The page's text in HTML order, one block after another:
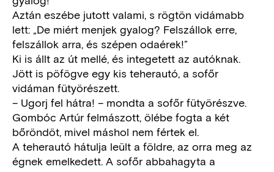
Aztán eszébe jutott valami, s rögtön vidámabb
lett: „De miért menjek gyalog? Felszállok erre,
felszállok arra, és szépen odaérek!”
Ki is állt az út mellé, és integetett az autóknak.
Jött is pöfögve egy kis teherautó, a sofőr
vidáman fütyörészett.
– Ugorj fel hátra! – mondta a sofőr fütyörészve.
Gombóc Artúr felmászott, ölébe fogta a két
bőröndöt, mivel máshol nem fértek el.
A teherautó hátulja leült a földre, az orra meg az
égnek emelkedett. A sofőr abbahagyta a